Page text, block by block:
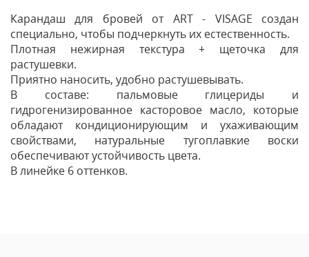
Карандаш для бровей от ART - VISAGE создан
специально, чтобы подчеркнуть их естественность.
Плотная нежирная текстура + щеточка для
растушевки.
Приятно наносить, удобно растушевывать.
В составе: пальмовые глицериды и
гидрогенизированное касторовое масло, которые
обладают кондиционирующим и ухаживающим
свойствами, натуральные тугоплавкие воски
обеспечивают устойчивость цвета.
В линейке 6 оттенков.